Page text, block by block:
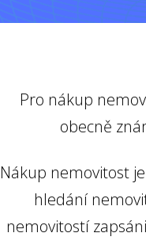
Pro nákup
obecně
Nákup nemovitost
hledání
nemovitostí